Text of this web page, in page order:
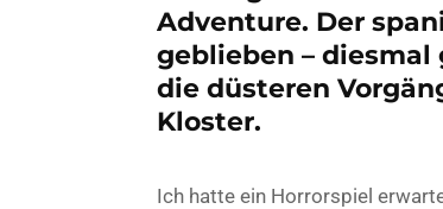
Adventure. Der
geblieben – diesmal
die düsteren
Kloster.
Ich hatte ein Horrorspiel